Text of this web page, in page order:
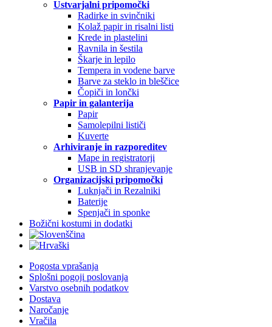
Ustvarjalni pripomočki
Radirke in svinčniki
Kolaž papir in risalni listi
Krede in plastelini
Ravnila in šestila
Škarje in lepilo
Tempera in vodene barve
Barve za steklo in bleščice
Čopiči in lončki
Papir in galanterija
Papir
Samolepilni lističi
Kuverte
Arhiviranje in razporeditev
Mape in registratorji
USB in SD shranjevanje
Organizacijski pripomočki
Luknjači in Rezalniki
Baterije
Spenjači in sponke
Božični kostumi in dodatki
Pogosta vprašanja
Splošni pogoji poslovanja
Varstvo osebnih podatkov
Dostava
Naročanje
Vračila